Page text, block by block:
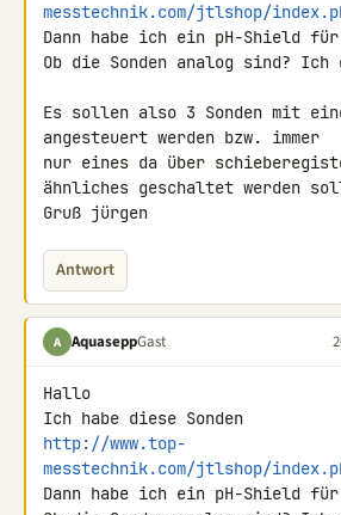
messtechnik.com/jtlshop/
Dann habe ich ein pH-Shield
Ob die Sonden analog sind? Ich
Es sollen also 3 Sonden mit
angesteuert werden bzw. immer
nur eines da über
ähnliches geschaltet werden
Gruß jürgen
Antwort
A AquaseppGast
Hallo
http://www.top-
messtechnik.com/jtlshop/
Dann habe ich ein pH-Shield